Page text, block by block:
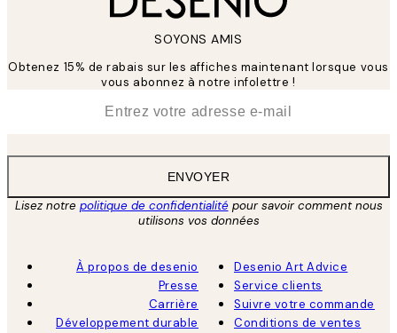
SOYONS AMIS
Obtenez 15% de rabais sur les affiches maintenant lorsque vous
vous abonnez à notre infolettre !
ENVOYER
Lisez notre politique de confidentialitépour savoir comment nous
utilisons vos données
À propos de desenio
Presse
Carrière
Développement durable
Desenio Art Advice
Service clients
Suivre votre commande
Conditions de ventes